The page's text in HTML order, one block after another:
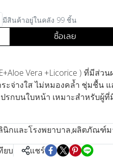
มีสินค้าอยู่ในคลัง 99 ชิ้น
ซื้อเลย
Vera +Licorice ) ที่มีส่ว
ะจ่างใส ไม่หมองคล้ำ ชุ่มชื้น แ
รกบนใบหน้า เหมาะสำหรับผู้
กและโรงพยาบาล,ผลิตภัณฑ์ม
ยบ แชร์